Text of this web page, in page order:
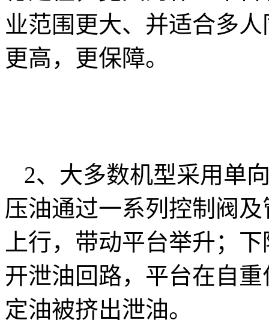
业范围更大、并适合多
更高，更保障。
2、大多数机型采用单
压油通过一系列控制阀
上行，带动平台举升；
开泄油回路，平台在自
定油被挤出泄油。